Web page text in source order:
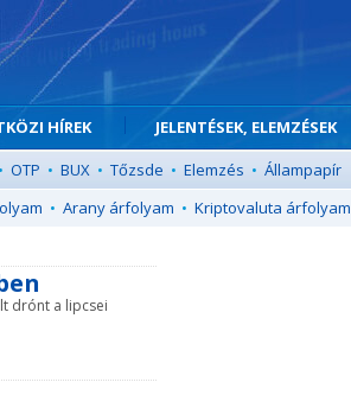
HÍREK JELENTÉSEK, ELEMZÉSEK
• OTP • BUX • Tőzsde • Elemzés • Állampapír
• Arany árfolyam • Kriptovaluta árfolyam
drónt a lipcsei